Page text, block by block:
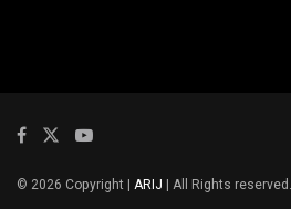
© 2026 Copyright | ARIJ | All Rights reserved.